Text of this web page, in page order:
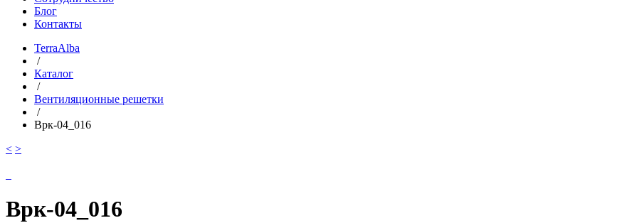
Блог
Контакты
TerraAlba
/
Каталог
/
Вентиляционные решетки
/
Врк-04_016
< >
Врк-04_016